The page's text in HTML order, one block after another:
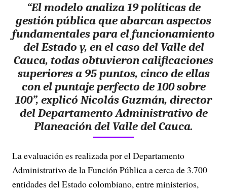
“El modelo analiza 19 políticas de
gestión pública que abarcan aspectos
fundamentales para el funcionamiento
del Estado y, en el caso del Valle del
Cauca, todas obtuvieron calificaciones
superiores a 95 puntos, cinco de ellas
con el puntaje perfecto de 100 sobre
100”, explicó Nicolás Guzmán, director
del Departamento Administrativo de
Planeación del Valle del Cauca.
La evaluación es realizada por el Departamento
Administrativo de la Función Pública a cerca de 3.700
entidades del Estado colombiano, entre ministerios,